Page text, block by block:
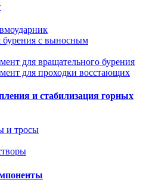
бурения с выносным
для вращательного бурения
для проходки восстающих
и стабилизация горных
и тросы